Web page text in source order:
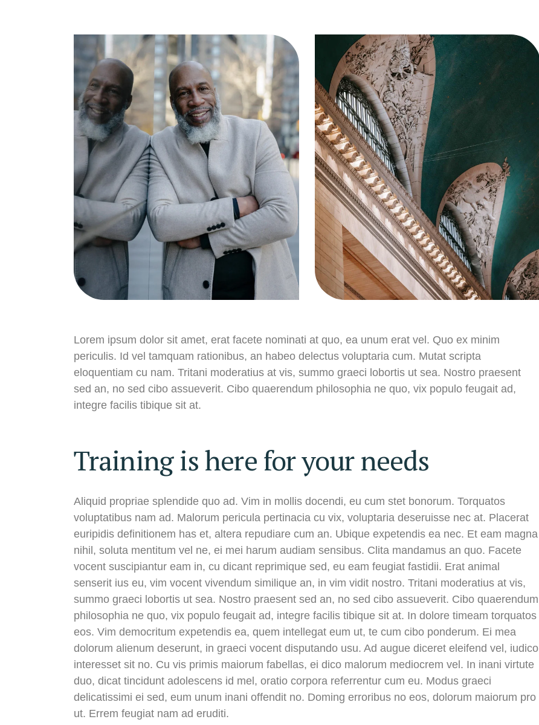
Lorem ipsum dolor sit amet, erat facete nominati at quo, ea unum erat vel. Quo ex minim
periculis. Id vel tamquam rationibus, an habeo delectus voluptaria cum. Mutat scripta
eloquentiam cu nam. Tritani moderatius at vis, summo graeci lobortis ut sea. Nostro praesent
sed an, no sed cibo assueverit. Cibo quaerendum philosophia ne quo, vix populo feugait ad,
integre facilis tibique sit at.
Training is here for your needs
Aliquid propriae splendide quo ad. Vim in mollis docendi, eu cum stet bonorum. Torquatos
voluptatibus nam ad. Malorum pericula pertinacia cu vix, voluptaria deseruisse nec at. Placerat
euripidis definitionem has et, altera repudiare cum an. Ubique expetendis ea nec. Et eam magna
nihil, soluta mentitum vel ne, ei mei harum audiam sensibus. Clita mandamus an quo. Facete
vocent suscipiantur eam in, cu dicant reprimique sed, eu eam feugiat fastidii. Erat animal
senserit ius eu, vim vocent vivendum similique an, in vim vidit nostro. Tritani moderatius at vis,
summo graeci lobortis ut sea. Nostro praesent sed an, no sed cibo assueverit. Cibo quaerendum
philosophia ne quo, vix populo feugait ad, integre facilis tibique sit at. In dolore timeam torquatos
eos. Vim democritum expetendis ea, quem intellegat eum ut, te cum cibo ponderum. Ei mea
dolorum alienum deserunt, in graeci vocent disputando usu. Ad augue diceret eleifend vel, iudico
interesset sit no. Cu vis primis maiorum fabellas, ei dico malorum mediocrem vel. In inani virtute
duo, dicat tincidunt adolescens id mel, oratio corpora referrentur cum eu. Modus graeci
delicatissimi ei sed, eum unum inani offendit no. Doming erroribus no eos, dolorum maiorum pro
ut. Errem feugiat nam ad eruditi.